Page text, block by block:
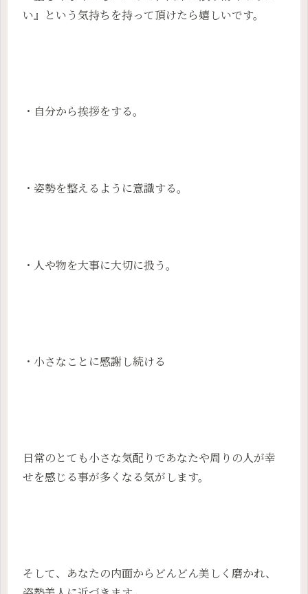
い』という気持ちを持って頂けたら嬉しいです。
・自分から挨拶をする。
・姿勢を整えるように意識する。
・人や物を大事に大切に扱う。
・小さなことに感謝し続ける
日常のとても小さな気配りであなたや周りの人が幸
せを感じる事が多くなる気がします。
そして、あなたの内面からどんどん美しく磨かれ、